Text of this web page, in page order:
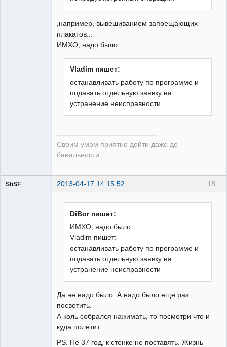
,например, вывешиванием запрещающих
плакатов...
ИМХО, надо было
Vladim пишет:
останавливать работу по программе и
подавать отдельную заявку на
устранение неисправности
Своим умом приятно дойти даже до
банальности
18
ShSF 2013-04-17 14:15:52
DiBor пишет:
ИМХО, надо было
Vladim пишет:
останавливать работу по программе и
подавать отдельную заявку на
устранение неисправности
Да не надо было. А надо было еще раз
посветить.
А коль собрался нажимать, то посмотри что и
куда полетит.
PS. Не 37 год, к стенке не поставять. Жизнь